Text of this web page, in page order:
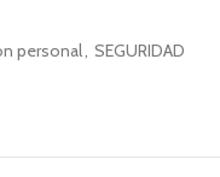
personal, SEGURIDAD